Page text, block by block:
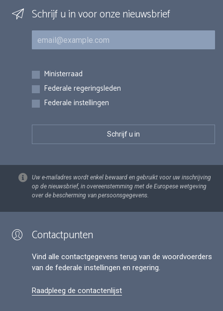
Schrijf u in voor onze nieuwsbrief
E-mail
Inschrijvingen
Ministerraad
Federale regeringsleden
Federale instellingen
Uw e-mailadres wordt enkel bewaard en gebruikt voor uw inschrijving
op de nieuwsbrief, in overeenstemming met de Europese wetgeving
over de bescherming van persoonsgegevens.
Contactpunten
Vind alle contactgegevens terug van de woordvoerders
van de federale instellingen en regering.
Raadpleeg de contactenlijst